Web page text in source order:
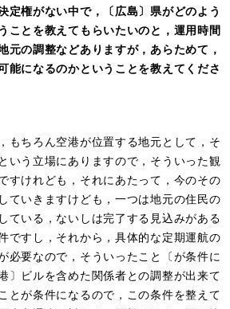
定権がない中で，〔広島〕県がどのよう
ことを教えてもらいたいのと，運用時間
元の調整などありますが，あらためて，
能になるのかということを教えてくださ
もちろん空港が位置する地元として，そ
いう立場にありますので，そういった観
すけれども，それにあたって，今のその
ていきますけども，一つは地元の住民の
ている，ないしは完了する見込みがある
ですし，それから，具体的な定期運航の
必要なので，そういったこと〔が条件に
〕ビルを含めた関係者との調整が出来て
とが条件になるので，この条件を整えて